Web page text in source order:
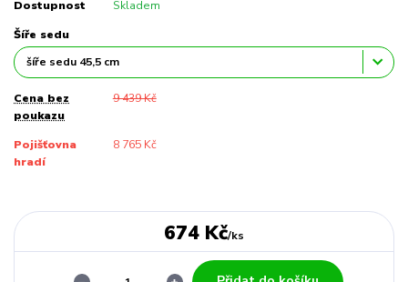
Dostupnost Skladem
Šíře sedu
Cena bez
poukazu
9 439 Kč
Pojišťovna
hradí
8 765 Kč
674 Kč/ks